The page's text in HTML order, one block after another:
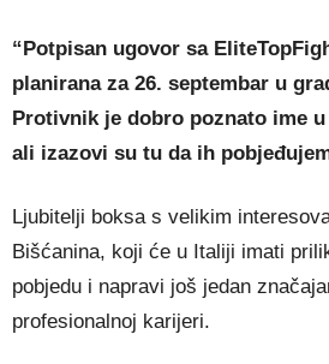
“Potpisan ugovor sa
planirana za 26. septembar u
Protivnik je dobro poznato ime
ali izazovi su tu da ih
Ljubitelji boksa s velikim
Bišćanina, koji će u Italiji imati
pobjedu i napravi još jedan
profesionalnoj karijeri.